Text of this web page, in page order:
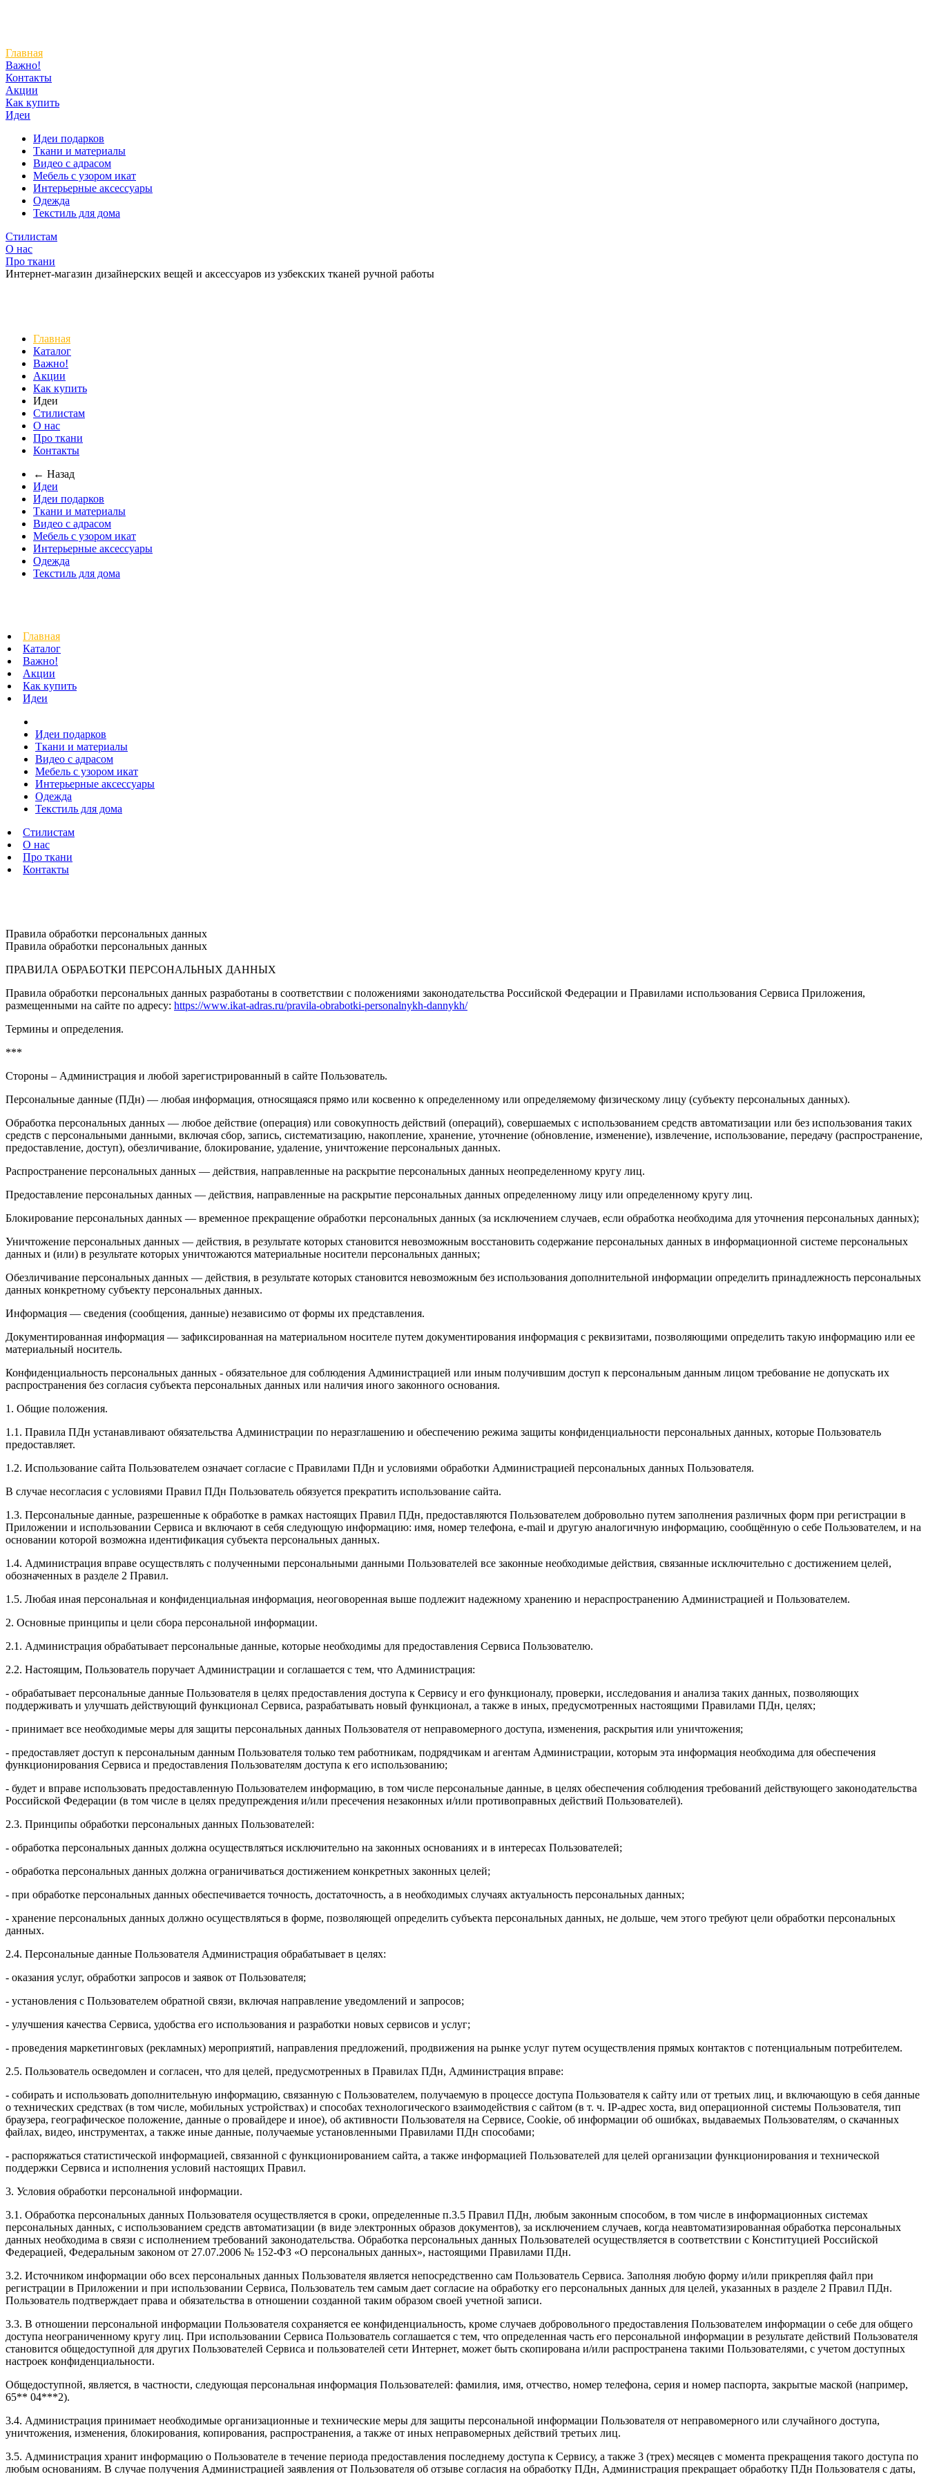
Главная
Важно!
Контакты
Акции
Как купить
Идеи
Идеи подарков
Ткани и материалы
Видео с адрасом
Мебель с узором икат
Интерьерные аксессуары
Одежда
Текстиль для дома
Стилистам
О нас
Про ткани
Интернет-магазин дизайнерских вещей и аксессуаров из узбекских тканей ручной работы
Главная
Каталог
Важно!
Акции
Как купить
Идеи
Стилистам
О нас
Про ткани
Контакты
← Назад
Идеи
Идеи подарков
Ткани и материалы
Видео с адрасом
Мебель с узором икат
Интерьерные аксессуары
Одежда
Текстиль для дома
Главная
Каталог
Важно!
Акции
Как купить
Идеи
Идеи подарков
Ткани и материалы
Видео с адрасом
Мебель с узором икат
Интерьерные аксессуары
Одежда
Текстиль для дома
Стилистам
О нас
Про ткани
Контакты
Правила обработки персональных данных
Правила обработки персональных данных
ПРАВИЛА ОБРАБОТКИ ПЕРСОНАЛЬНЫХ ДАННЫХ
Правила обработки персональных данных разработаны в соответствии с положениями законодательства Российской Федерации и Правилами использования Сервиса Приложения,
размещенными на сайте по адресу: https://www.ikat-adras.ru/pravila-obrabotki-personalnykh-dannykh/
Термины и определения.
***
Стороны – Администрация и любой зарегистрированный в сайте Пользователь.
Персональные данные (ПДн) — любая информация, относящаяся прямо или косвенно к определенному или определяемому физическому лицу (субъекту персональных данных).
Обработка персональных данных — любое действие (операция) или совокупность действий (операций), совершаемых с использованием средств автоматизации или без использования таких
средств с персональными данными, включая сбор, запись, систематизацию, накопление, хранение, уточнение (обновление, изменение), извлечение, использование, передачу (распространение,
предоставление, доступ), обезличивание, блокирование, удаление, уничтожение персональных данных.
Распространение персональных данных — действия, направленные на раскрытие персональных данных неопределенному кругу лиц.
Предоставление персональных данных — действия, направленные на раскрытие персональных данных определенному лицу или определенному кругу лиц.
Блокирование персональных данных — временное прекращение обработки персональных данных (за исключением случаев, если обработка необходима для уточнения персональных данных);
Уничтожение персональных данных — действия, в результате которых становится невозможным восстановить содержание персональных данных в информационной системе персональных
данных и (или) в результате которых уничтожаются материальные носители персональных данных;
Обезличивание персональных данных — действия, в результате которых становится невозможным без использования дополнительной информации определить принадлежность персональных
данных конкретному субъекту персональных данных.
Информация — сведения (сообщения, данные) независимо от формы их представления.
Документированная информация — зафиксированная на материальном носителе путем документирования информация с реквизитами, позволяющими определить такую информацию или ее
материальный носитель.
Конфиденциальность персональных данных - обязательное для соблюдения Администрацией или иным получившим доступ к персональным данным лицом требование не допускать их
распространения без согласия субъекта персональных данных или наличия иного законного основания.
1. Общие положения.
1.1. Правила ПДн устанавливают обязательства Администрации по неразглашению и обеспечению режима защиты конфиденциальности персональных данных, которые Пользователь
предоставляет.
1.2. Использование сайта Пользователем означает согласие с Правилами ПДн и условиями обработки Администрацией персональных данных Пользователя.
В случае несогласия с условиями Правил ПДн Пользователь обязуется прекратить использование сайта.
1.3. Персональные данные, разрешенные к обработке в рамках настоящих Правил ПДн, предоставляются Пользователем добровольно путем заполнения различных форм при регистрации в
Приложении и использовании Сервиса и включают в себя следующую информацию: имя, номер телефона, e-mail и другую аналогичную информацию, сообщённую о себе Пользователем, и на
основании которой возможна идентификация субъекта персональных данных.
1.4. Администрация вправе осуществлять с полученными персональными данными Пользователей все законные необходимые действия, связанные исключительно с достижением целей,
обозначенных в разделе 2 Правил.
1.5. Любая иная персональная и конфиденциальная информация, неоговоренная выше подлежит надежному хранению и нераспространению Администрацией и Пользователем.
2. Основные принципы и цели сбора персональной информации.
2.1. Администрация обрабатывает персональные данные, которые необходимы для предоставления Сервиса Пользователю.
2.2. Настоящим, Пользователь поручает Администрации и соглашается с тем, что Администрация:
- обрабатывает персональные данные Пользователя в целях предоставления доступа к Сервису и его функционалу, проверки, исследования и анализа таких данных, позволяющих
поддерживать и улучшать действующий функционал Сервиса, разрабатывать новый функционал, а также в иных, предусмотренных настоящими Правилами ПДн, целях;
- принимает все необходимые меры для защиты персональных данных Пользователя от неправомерного доступа, изменения, раскрытия или уничтожения;
- предоставляет доступ к персональным данным Пользователя только тем работникам, подрядчикам и агентам Администрации, которым эта информация необходима для обеспечения
функционирования Сервиса и предоставления Пользователям доступа к его использованию;
- будет и вправе использовать предоставленную Пользователем информацию, в том числе персональные данные, в целях обеспечения соблюдения требований действующего законодательства
Российской Федерации (в том числе в целях предупреждения и/или пресечения незаконных и/или противоправных действий Пользователей).
2.3. Принципы обработки персональных данных Пользователей:
- обработка персональных данных должна осуществляться исключительно на законных основаниях и в интересах Пользователей;
- обработка персональных данных должна ограничиваться достижением конкретных законных целей;
- при обработке персональных данных обеспечивается точность, достаточность, а в необходимых случаях актуальность персональных данных;
- хранение персональных данных должно осуществляться в форме, позволяющей определить субъекта персональных данных, не дольше, чем этого требуют цели обработки персональных
данных.
2.4. Персональные данные Пользователя Администрация обрабатывает в целях:
- оказания услуг, обработки запросов и заявок от Пользователя;
- установления с Пользователем обратной связи, включая направление уведомлений и запросов;
- улучшения качества Сервиса, удобства его использования и разработки новых сервисов и услуг;
- проведения маркетинговых (рекламных) мероприятий, направления предложений, продвижения на рынке услуг путем осуществления прямых контактов с потенциальным потребителем.
2.5. Пользователь осведомлен и согласен, что для целей, предусмотренных в Правилах ПДн, Администрация вправе:
- собирать и использовать дополнительную информацию, связанную с Пользователем, получаемую в процессе доступа Пользователя к сайту или от третьих лиц, и включающую в себя данные
о технических средствах (в том числе, мобильных устройствах) и способах технологического взаимодействия с сайтом (в т. ч. IP-адрес хоста, вид операционной системы Пользователя, тип
браузера, географическое положение, данные о провайдере и иное), об активности Пользователя на Сервисе, Cookie, об информации об ошибках, выдаваемых Пользователям, о скачанных
файлах, видео, инструментах, а также иные данные, получаемые установленными Правилами ПДн способами;
- распоряжаться статистической информацией, связанной с функционированием сайта, а также информацией Пользователей для целей организации функционирования и технической
поддержки Сервиса и исполнения условий настоящих Правил.
3. Условия обработки персональной информации.
3.1. Обработка персональных данных Пользователя осуществляется в сроки, определенные п.3.5 Правил ПДн, любым законным способом, в том числе в информационных системах
персональных данных, с использованием средств автоматизации (в виде электронных образов документов), за исключением случаев, когда неавтоматизированная обработка персональных
данных необходима в связи с исполнением требований законодательства. Обработка персональных данных Пользователей осуществляется в соответствии с Конституцией Российской
Федерацией, Федеральным законом от 27.07.2006 № 152-ФЗ «О персональных данных», настоящими Правилами ПДн.
3.2. Источником информации обо всех персональных данных Пользователя является непосредственно сам Пользователь Сервиса. Заполняя любую форму и/или прикрепляя файл при
регистрации в Приложении и при использовании Сервиса, Пользователь тем самым дает согласие на обработку его персональных данных для целей, указанных в разделе 2 Правил ПДн.
Пользователь подтверждает права и обязательства в отношении созданной таким образом своей учетной записи.
3.3. В отношении персональной информации Пользователя сохраняется ее конфиденциальность, кроме случаев добровольного предоставления Пользователем информации о себе для общего
доступа неограниченному кругу лиц. При использовании Сервиса Пользователь соглашается с тем, что определенная часть его персональной информации в результате действий Пользователя
становится общедоступной для других Пользователей Сервиса и пользователей сети Интернет, может быть скопирована и/или распространена такими Пользователями, с учетом доступных
настроек конфиденциальности.
Общедоступной, является, в частности, следующая персональная информация Пользователей: фамилия, имя, отчество, номер телефона, серия и номер паспорта, закрытые маской (например,
65** 04***2).
3.4. Администрация принимает необходимые организационные и технические меры для защиты персональной информации Пользователя от неправомерного или случайного доступа,
уничтожения, изменения, блокирования, копирования, распространения, а также от иных неправомерных действий третьих лиц.
3.5. Администрация хранит информацию о Пользователе в течение периода предоставления последнему доступа к Сервису, а также 3 (трех) месяцев с момента прекращения такого доступа по
любым основаниям. В случае получения Администрацией заявления от Пользователя об отзыве согласия на обработку ПДн, Администрация прекращает обработку ПДн Пользователя с даты,